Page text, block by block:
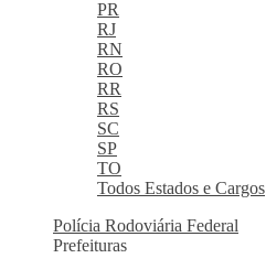
PR
RJ
RN
RO
RR
RS
SC
SP
TO
Todos Estados e Cargos
Polícia Rodoviária Federal
Prefeituras